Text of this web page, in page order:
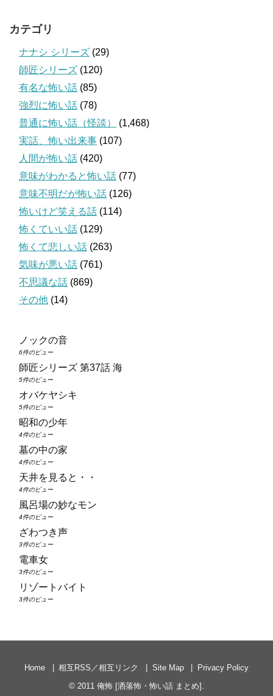
カテゴリ
ナナシ シリーズ (29)
師匠シリーズ (120)
有名な怖い話 (85)
強烈に怖い話 (78)
普通に怖い話（怪談）
(1,468)
実話、怖い出来事 (107)
人間が怖い話 (420)
意味がわかると怖い話 (77)
意味不明だが怖い話 (126)
怖いけど笑える話 (114)
怖くていい話 (129)
怖くて悲しい話 (263)
気味が悪い話 (761)
不思議な話 (869)
その他 (14)
ノックの音
6件のビュー
師匠シリーズ 第37話 海
5件のビュー
オバケヤシキ
5件のビュー
昭和の少年
4件のビュー
墓の中の家
4件のビュー
天井を見ると・・
4件のビュー
風呂場の妙なモン
4件のビュー
ざわつき声
3件のビュー
電車女
3件のビュー
リゾートバイト
3件のビュー
Home 相互RSS／相互リンク Site Map
Privacy Policy
© 2011 俺怖 [洒落怖・怖い話 まとめ] .